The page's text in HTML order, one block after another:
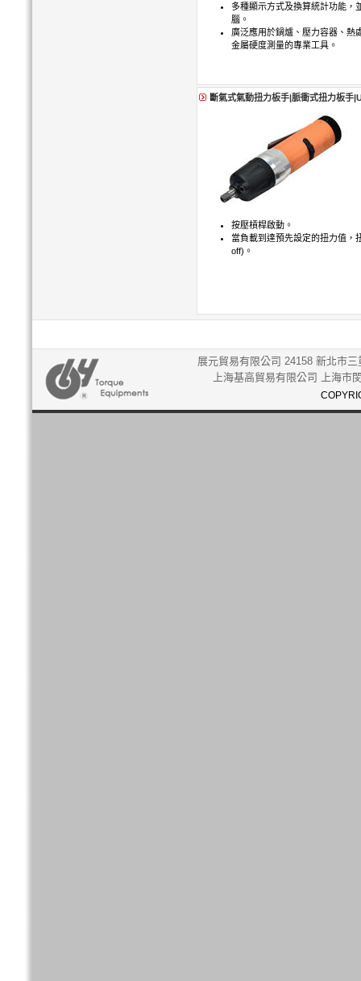
多種顯示方式及換算統計功能，
腦。
廣泛應用於鍋爐、壓力容器、熱
金屬硬度測量的專業工具。
斷氣式氣動扭力板手|脈衝式扭力板手
按壓槓桿啟動。
當負載到達預先設定的扭力值，
off)。
展元貿易有限公司 24158 新北市
上海基高貿易有限公司 上海